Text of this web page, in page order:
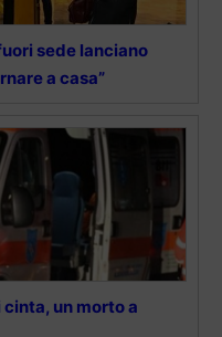
sede lanciano
a casa”
un morto a